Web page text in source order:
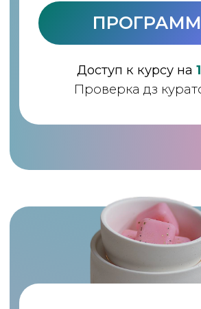
ПРИНОСЯЩЕЕ ДОХОД!
УЧАСТВОВАТЬ
ОСВОЙТЕ
АРОМАТНОЕ
ХОББИ,